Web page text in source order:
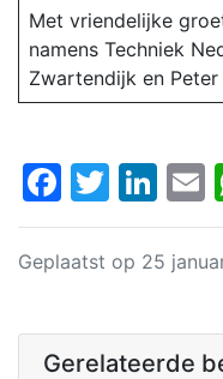
Met vriendelijke
namens Techniek
Zwartendijk en Peter
Geplaatst op 25
Gerelateerde